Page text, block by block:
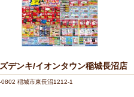
デンキ/イオンタウン稲城長沼店
稲城市東長沼1212-1